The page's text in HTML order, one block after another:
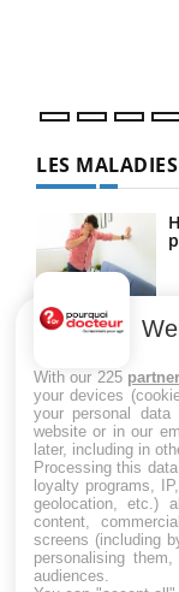
LES MALADIES
With our 225
your devices
your personal
website or in our
later, including in
Processing this
loyalty programs,
geolocation, etc.)
content,
screens (including
personalising
audiences.